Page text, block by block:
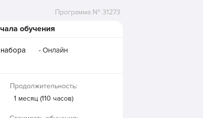
Программа № 31273
обучения
- Онлайн
Продолжительность:
1 месяц (110 часов)